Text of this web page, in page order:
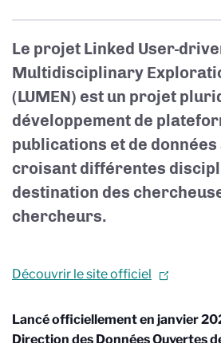
Le projet Linked User-
Multidisciplinary
(LUMEN) est un projet
développement de
publications et de
croisant différentes
destination des
chercheurs.
Découvrir le site officiel
Lancé officiellement en janvier
Direction des Données Ouvertes